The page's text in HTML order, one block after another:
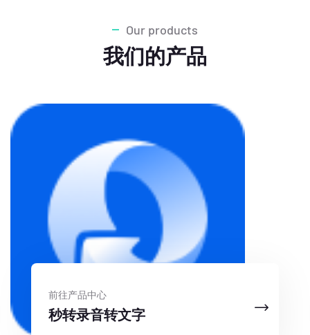
Our products
我们的产品
前往产品中心
秒转录音转文字